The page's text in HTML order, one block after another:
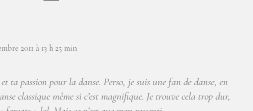
2011 à 13 h 25 min
ta passion pour la danse. Perso, je suis une fan de danse, en
classique même si c’est magnifique. Je trouve cela trop dur,